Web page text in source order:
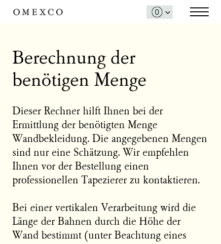
Berechnung der
benötigen Menge
Dieser Rechner hilft Ihnen bei der
Ermittlung der benötigten Menge
Wandbekleidung. Die angegebenen Mengen
sind nur eine Schätzung. Wir empfehlen
Ihnen vor der Bestellung einen
professionellen Tapezierer zu kontaktieren.
Bei einer vertikalen Verarbeitung wird die
Länge der Bahnen durch die Höhe der
Wand bestimmt (unter Beachtung eines